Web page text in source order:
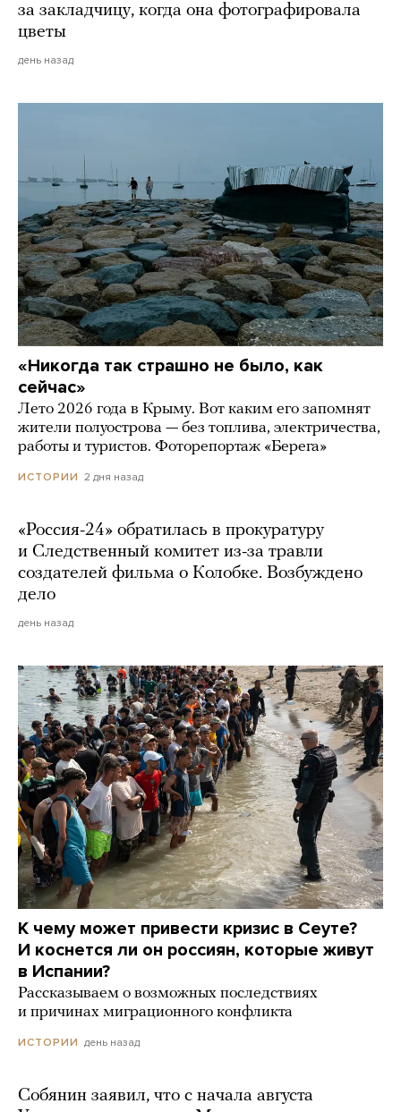
за закладчицу, когда она фотографировала
цветы
день назад
«Никогда так страшно не было, как
сейчас»
Лето 2026 года в Крыму. Вот каким его запомнят
жители полуострова — без топлива, электричества,
работы и туристов. Фоторепортаж «Берега»
ИСТОРИИ 2 дня назад
«Россия-24» обратилась в прокуратуру
и Следственный комитет из-за травли
создателей фильма о Колобке. Возбуждено
дело
день назад
К чему может привести кризис в Сеуте?
И коснется ли он россиян, которые живут
в Испании?
Рассказываем о возможных последствиях
и причинах миграционного конфликта
ИСТОРИИ день назад
Собянин заявил, что с начала августа